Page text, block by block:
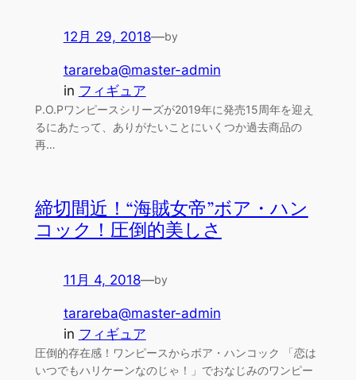
12月 29, 2018—by
tarareba@master-admin
in フィギュア
P.O.Pワンピースシリーズが2019年に発売15周年を迎え
るにあたって、ありがたいことにいくつか過去商品の
再…
締切間近！“海賊女帝”ボア・ハン
コック！圧倒的美しさ
11月 4, 2018—by
tarareba@master-admin
in フィギュア
圧倒的存在感！ワンピースからボア・ハンコック 「恋は
いつでもハリケーンなのじゃ！」でおなじみのワンピー